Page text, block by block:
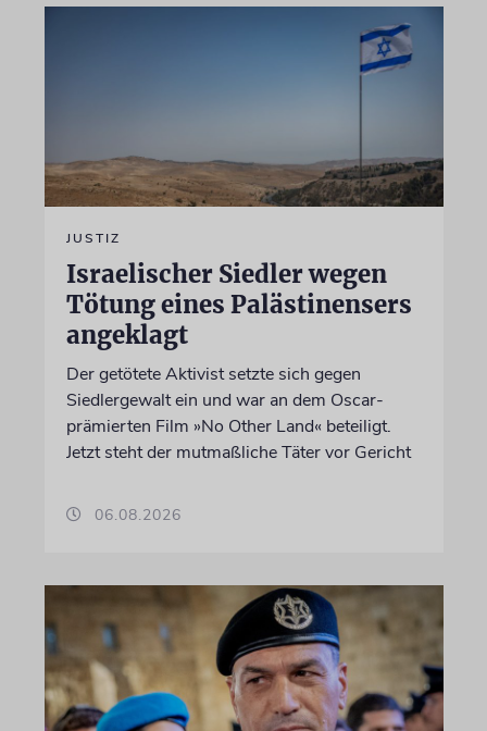
JUSTIZ
Israelischer Siedler wegen
Tötung eines Palästinensers
angeklagt
Der getötete Aktivist setzte sich gegen
Siedlergewalt ein und war an dem Oscar-
prämierten Film »No Other Land« beteiligt.
Jetzt steht der mutmaßliche Täter vor Gericht
06.08.2026